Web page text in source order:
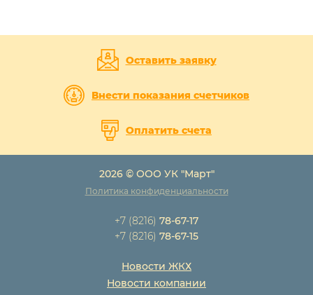
Оставить заявку
Внести показания счетчиков
Оплатить счета
2026 © ООО УК "Март"
Политика конфиденциальности
+7 (8216) 78-67-17
+7 (8216) 78-67-15
Новости ЖКХ
Новости компании